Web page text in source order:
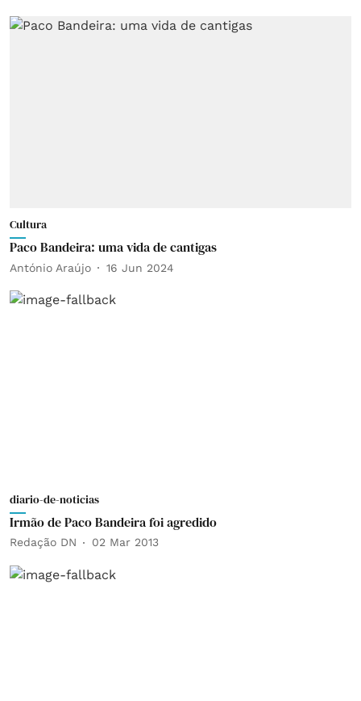
Cultura
Paco Bandeira: uma vida de cantigas
António Araújo 16 Jun 2024
diario-de-noticias
Irmão de Paco Bandeira foi agredido
Redação DN 02 Mar 2013